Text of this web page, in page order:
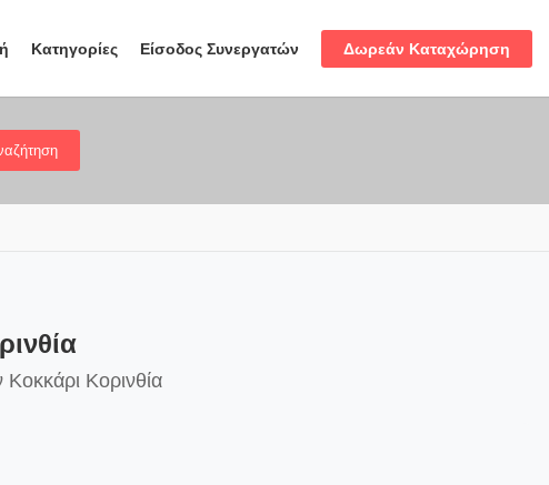
Κατηγορίες Είσοδος Συνεργατών Δωρεάν Καταχώρηση
Κοκκάρι Κορινθία